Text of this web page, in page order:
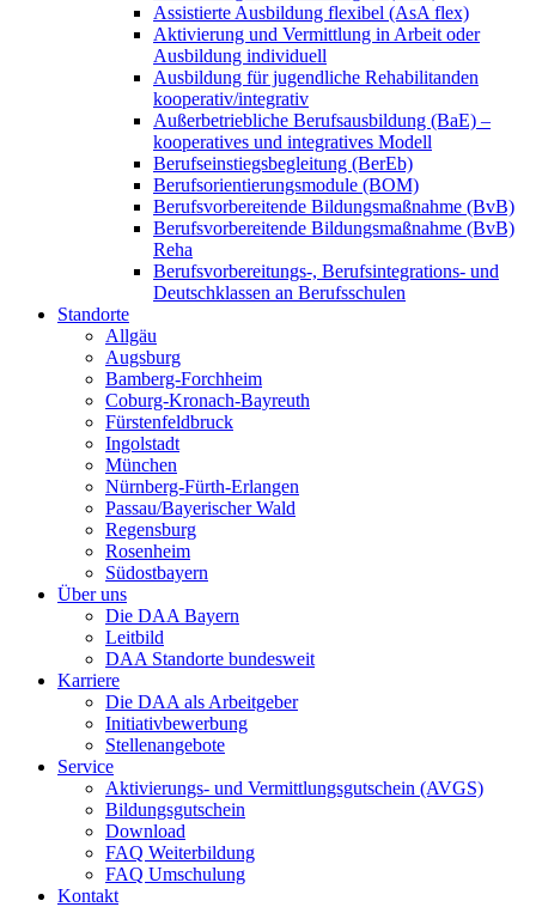
Assistierte Ausbildung flexibel (AsA flex)
Aktivierung und Vermittlung in Arbeit oder
Ausbildung individuell
Ausbildung für jugendliche Rehabilitanden
kooperativ/integrativ
Außerbetriebliche Berufsausbildung (BaE) –
kooperatives und integratives Modell
Berufseinstiegsbegleitung (BerEb)
Berufsorientierungsmodule (BOM)
Berufsvorbereitende Bildungsmaßnahme (BvB)
Berufsvorbereitende Bildungsmaßnahme (BvB)
Reha
Berufsvorbereitungs-, Berufsintegrations- und
Deutschklassen an Berufsschulen
Standorte
Allgäu
Augsburg
Bamberg-Forchheim
Coburg-Kronach-Bayreuth
Fürstenfeldbruck
Ingolstadt
München
Nürnberg-Fürth-Erlangen
Passau/Bayerischer Wald
Regensburg
Rosenheim
Südostbayern
Über uns
Die DAA Bayern
Leitbild
DAA Standorte bundesweit
Karriere
Die DAA als Arbeitgeber
Initiativbewerbung
Stellenangebote
Service
Aktivierungs- und Vermittlungsgutschein (AVGS)
Bildungsgutschein
Download
FAQ Weiterbildung
FAQ Umschulung
Kontakt